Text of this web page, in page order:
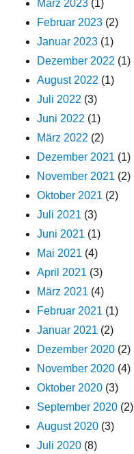
März 2023 (1)
Februar 2023 (2)
Januar 2023 (1)
Dezember 2022 (1)
August 2022 (1)
Juli 2022 (3)
Juni 2022 (1)
März 2022 (2)
Dezember 2021 (1)
November 2021 (2)
Oktober 2021 (2)
Juli 2021 (3)
Juni 2021 (1)
Mai 2021 (4)
April 2021 (3)
März 2021 (4)
Februar 2021 (1)
Januar 2021 (2)
Dezember 2020 (2)
November 2020 (4)
Oktober 2020 (3)
September 2020 (2)
August 2020 (3)
Juli 2020 (8)